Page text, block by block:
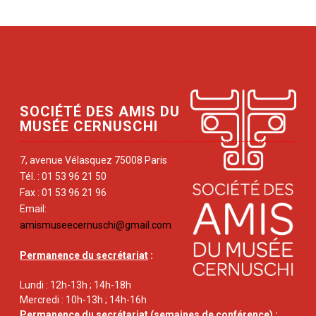
SOCIÉTÉ DES AMIS DU
MUSÉE CERNUSCHI
7, avenue Vélasquez 75008 Paris
Tél. : 01 53 96 21 50
Fax : 01 53 96 21 96
Email:
amismuseecernuschi@gmail.com
Permanence du secrétariat :
Lundi : 12h-13h ; 14h-18h
Mercredi : 10h-13h ; 14h-16h